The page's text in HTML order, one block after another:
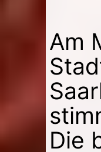
Am
Die